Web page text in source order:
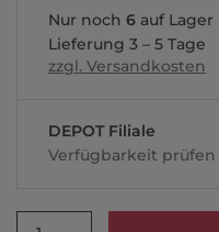
Nur noch 6 auf Lager
Lieferung 3 – 5 Tage
zzgl. Versandkosten
DEPOT Filiale
Verfügbarkeit prüfen